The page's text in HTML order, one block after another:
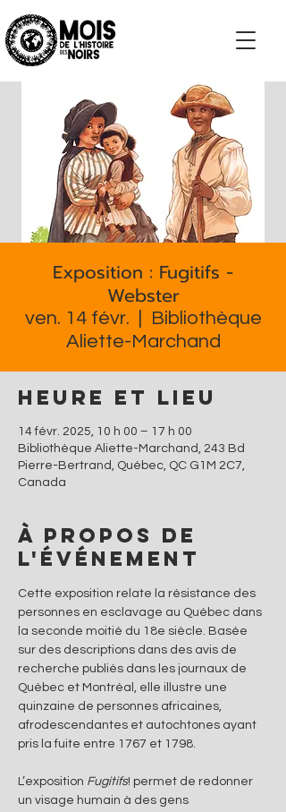
S'impliquer
Exposition : Fugitifs -
Webster
ven. 14 févr.
Bibliothèque
Aliette-Marchand
Heure et lieu
14 févr. 2025, 10 h 00 – 17 h 00
Bibliothèque Aliette-Marchand, 243 Bd
Pierre-Bertrand, Québec, QC G1M 2C7,
Canada
À propos de
l'événement
Cette exposition relate la résistance des
personnes en esclavage au Québec dans
la seconde moitié du 18e siècle. Basée
sur des descriptions dans des avis de
recherche publiés dans les journaux de
Québec et Montréal, elle illustre une
quinzaine de personnes africaines,
afrodescendantes et autochtones ayant
pris la fuite entre 1767 et 1798.
L’exposition Fugitifs! permet de redonner
un visage humain à des gens